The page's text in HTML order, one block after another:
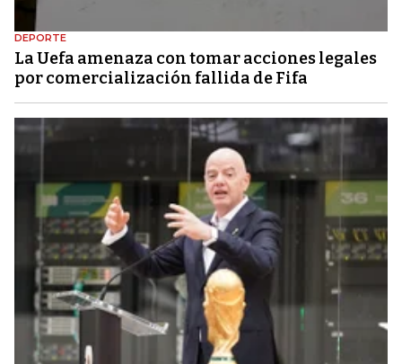
DEPORTE
La Uefa amenaza con tomar acciones legales
por comercialización fallida de Fifa